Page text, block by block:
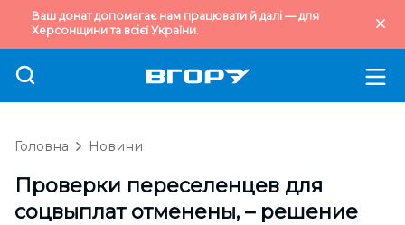
Ваш донат допомагає нам працювати й далі — для
Херсонщини та всієї України.
Головна Новини
Проверки переселенцев для
соцвыплат отменены, – решение